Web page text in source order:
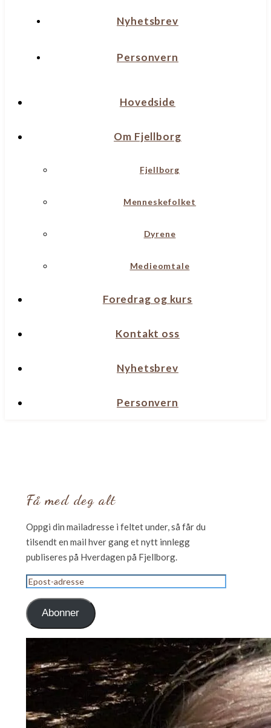
Nyhetsbrev
Personvern
Hovedside
Om Fjellborg
Fjellborg
Menneskefolket
Dyrene
Medieomtale
Foredrag og kurs
Kontakt oss
Nyhetsbrev
Personvern
Få med deg alt
Oppgi din mailadresse i feltet under, så får du
tilsendt en mail hver gang et nytt innlegg
publiseres på Hverdagen på Fjellborg.
Epost-
adresse
Abonner